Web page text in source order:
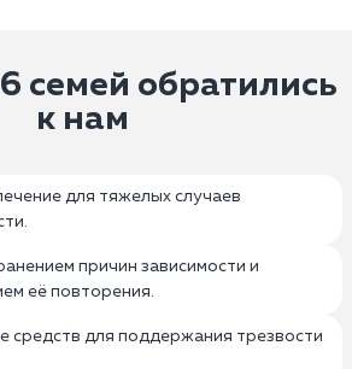
семей обратились
к нам
для тяжелых случаев
причин зависимости и
её повторения.
средств для поддержания трезвости